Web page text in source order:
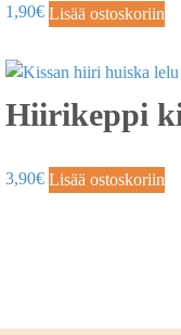
1,90€ Lisää ostoskoriin
Hiirikeppi
3,90€ Lisää ostoskoriin